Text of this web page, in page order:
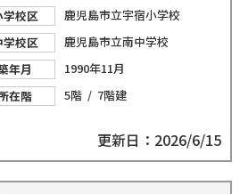
学校区
鹿児島市立宇宿小学校
学校区
鹿児島市立南中学校
年月
1990年11月
在階
5階 / 7階建
更新日：2026/6/15